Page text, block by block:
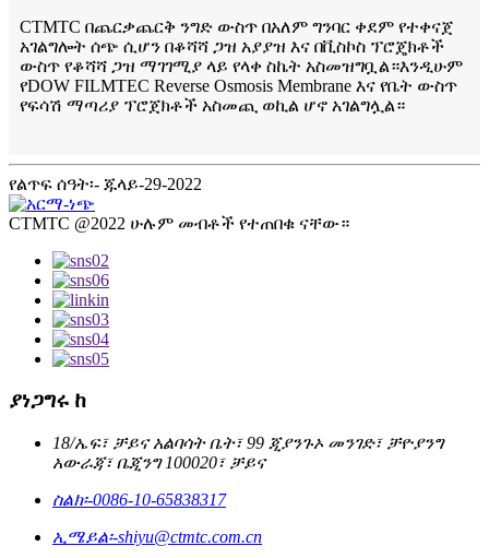
CTMTC በጨርቃጨርቅ ንግድ ውስጥ በአለም ግንባር ቀደም የተቀናጀ
አገልግሎት ሰጭ ሲሆን በቆሻሻ ጋዝ አያያዝ እና በቪስኮስ ፕሮጄክቶች
ውስጥ የቆሻሻ ጋዝ ማገገሚያ ላይ የላቀ ስኬት አስመዝግቧል።እንዲሁም
የDOW FILMTEC Reverse Osmosis Membrane እና የቤት ውስጥ
የፍሳሽ ማጣሪያ ፕሮጀክቶች አስመጪ ወኪል ሆኖ አገልግሏል።
የልጥፍ ሰዓት፡- ጁላይ-29-2022
CTMTC @2022 ሁሉም መብቶች የተጠበቁ ናቸው።
ያነጋግሩ ከ
18/ኤፍ፣ ቻይና አልባሳት ቤት፣ 99 ጂያንጉኦ መንገድ፣ ቻዮያንግ
አውራጃ፣ ቤጂንግ 100020፣ ቻይና
ስልክ፡-0086-10-65838317
ኢሜይል፡-shiyu@ctmtc.com.cn